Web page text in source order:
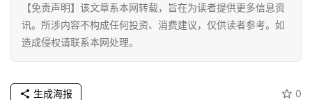
【免责声明】该文章系本网转载，旨在为读者提供更多信息资
讯。所涉内容不构成任何投资、消费建议，仅供读者参考。如
造成侵权请联系本网处理。
0
生成海报